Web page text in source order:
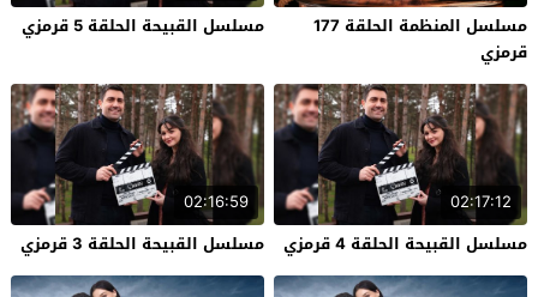
مسلسل المنظمة الحلقة 177
قرمزي
مسلسل القبيحة الحلقة 5 قرمزي
02:17:12
مسلسل القبيحة الحلقة 4 قرمزي
02:16:59
مسلسل القبيحة الحلقة 3 قرمزي